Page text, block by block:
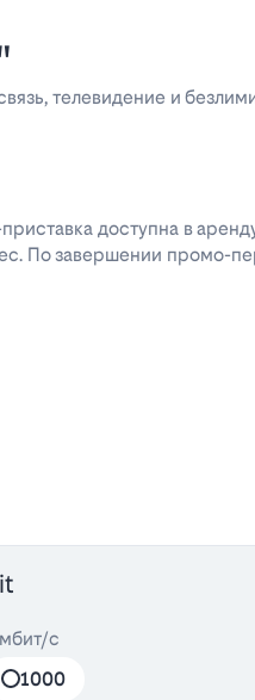
телевидение и
доступна в
По завершении промо-
с
1000